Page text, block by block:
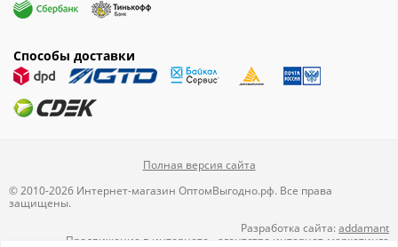
Способы доставки
Полная версия сайта
© 2010-2026 Интернет-магазин ОптомВыгодно.рф. Все права
защищены.
Разработка сайта: addamant
Продвижение в интернете
агентство интернет-маркетинга